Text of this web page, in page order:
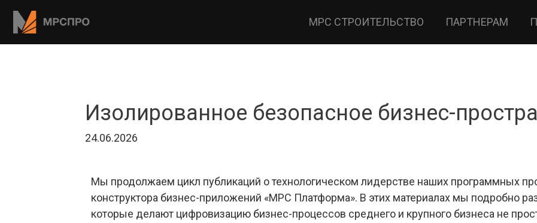
МРС СТРОИТЕЛЬСТВО ПАРТНЕРАМ
Изолированное безопасное бизнес-
24.06.2026
Мы продолжаем цикл публикаций о технологическом лидерстве наших программных
конструктора бизнес-приложений «МРС Платформа». В этих материалах мы подробно
которые делают цифровизацию бизнес-процессов среднего и крупного бизнеса не